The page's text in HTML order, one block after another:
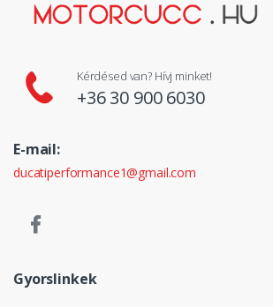
Kérdésed van? Hívj minket!
+36 30 900 6030
E-mail:
ducatiperformance1@gmail.com
Gyorslinkek